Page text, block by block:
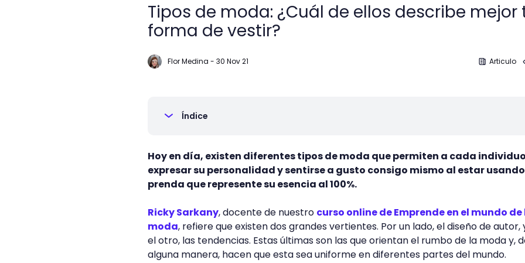
Tipos de moda: ¿Cuál de ellos describe mejor
forma de vestir?
Flor Medina - 30 Nov 21 Articulo
Índice
Hoy en día, existen diferentes tipos de moda que permiten a cada
expresar su personalidad y sentirse a gusto consigo mismo al estar
prenda que represente su esencia al 100%.
Ricky Sarkany, docente de nuestro curso online de Emprende en el mundo de
moda, refiere que existen dos grandes vertientes. Por un lado, el diseño de autor,
el otro, las tendencias. Estas últimas son las que orientan el rumbo de la moda y,
alguna manera, hacen que esta sea uniforme en diferentes partes del mundo.